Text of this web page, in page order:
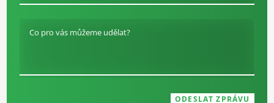
Co pro vás můžeme udělat?